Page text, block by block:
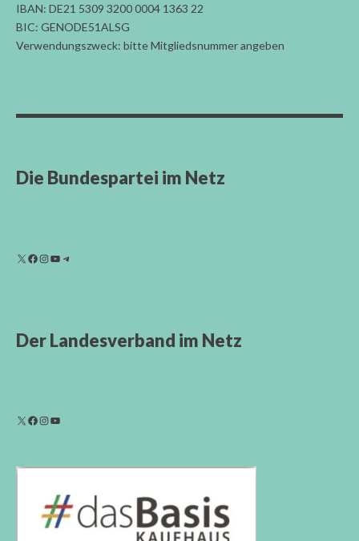
IBAN: DE21 5309 3200 0004 1363 22
BIC: GENODE51ALSG
Verwendungszweck: bitte Mitgliedsnummer angeben
Die Bundespartei im Netz
Der Landesverband im Netz